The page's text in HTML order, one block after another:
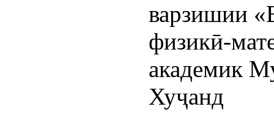
варзишии
физикӣ-
академик
Хуҷанд